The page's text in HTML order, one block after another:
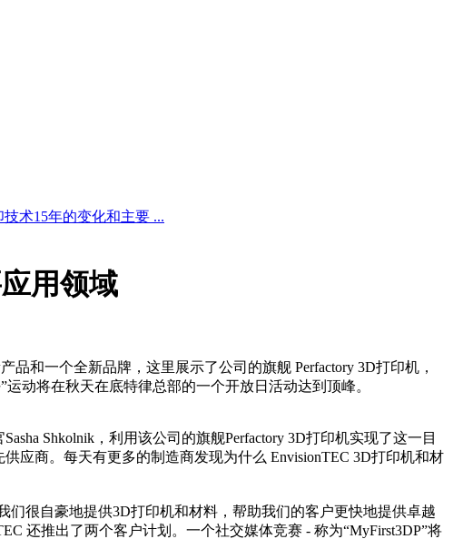
技术15年的变化和主要 ...
用领域
和一个全新品牌，这里展示了公司的旗舰 Perfactory 3D打印机，
动将在秋天在底特律总部的一个开放日活动达到顶峰。
Shkolnik，利用该公司的旗舰Perfactory 3D打印机实现了这一目
应商。每天有更多的制造商发现为什么 EnvisionTEC 3D打印机和材
们很自豪地提供3D打印机和材料，帮助我们的客户更快地提供卓越
还推出了两个客户计划。一个社交媒体竞赛 - 称为“MyFirst3DP”将